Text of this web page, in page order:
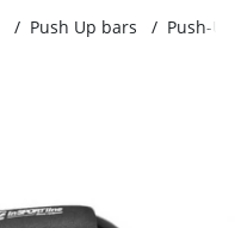
Push Up bars Push-